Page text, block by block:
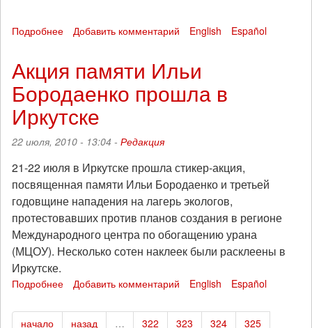
Подробнее
заседании
Совета
(Уфа)
Добавить комментарий English Español
Акция памяти Ильи
Бородаенко прошла в
Иркутске
22 июля, 2010 - 13:04 - Редакция
21-22 июля в Иркутске прошла стикер-акция,
посвященная памяти Ильи Бородаенко и третьей
годовщине нападения на лагерь экологов,
протестовавших против планов создания в регионе
Международного центра по обогащению урана
(МЦОУ). Несколько сотен наклеек были расклеены в
Иркутске.
Подробнее
памяти
Ильи
Добавить комментарий English Español
начало назад … 322 323 324
325